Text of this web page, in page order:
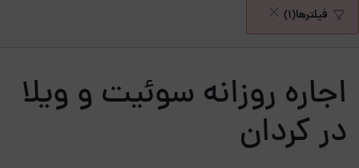
فیلترها(1)
اجاره روزانه سوئیت و ویلا
در کردان